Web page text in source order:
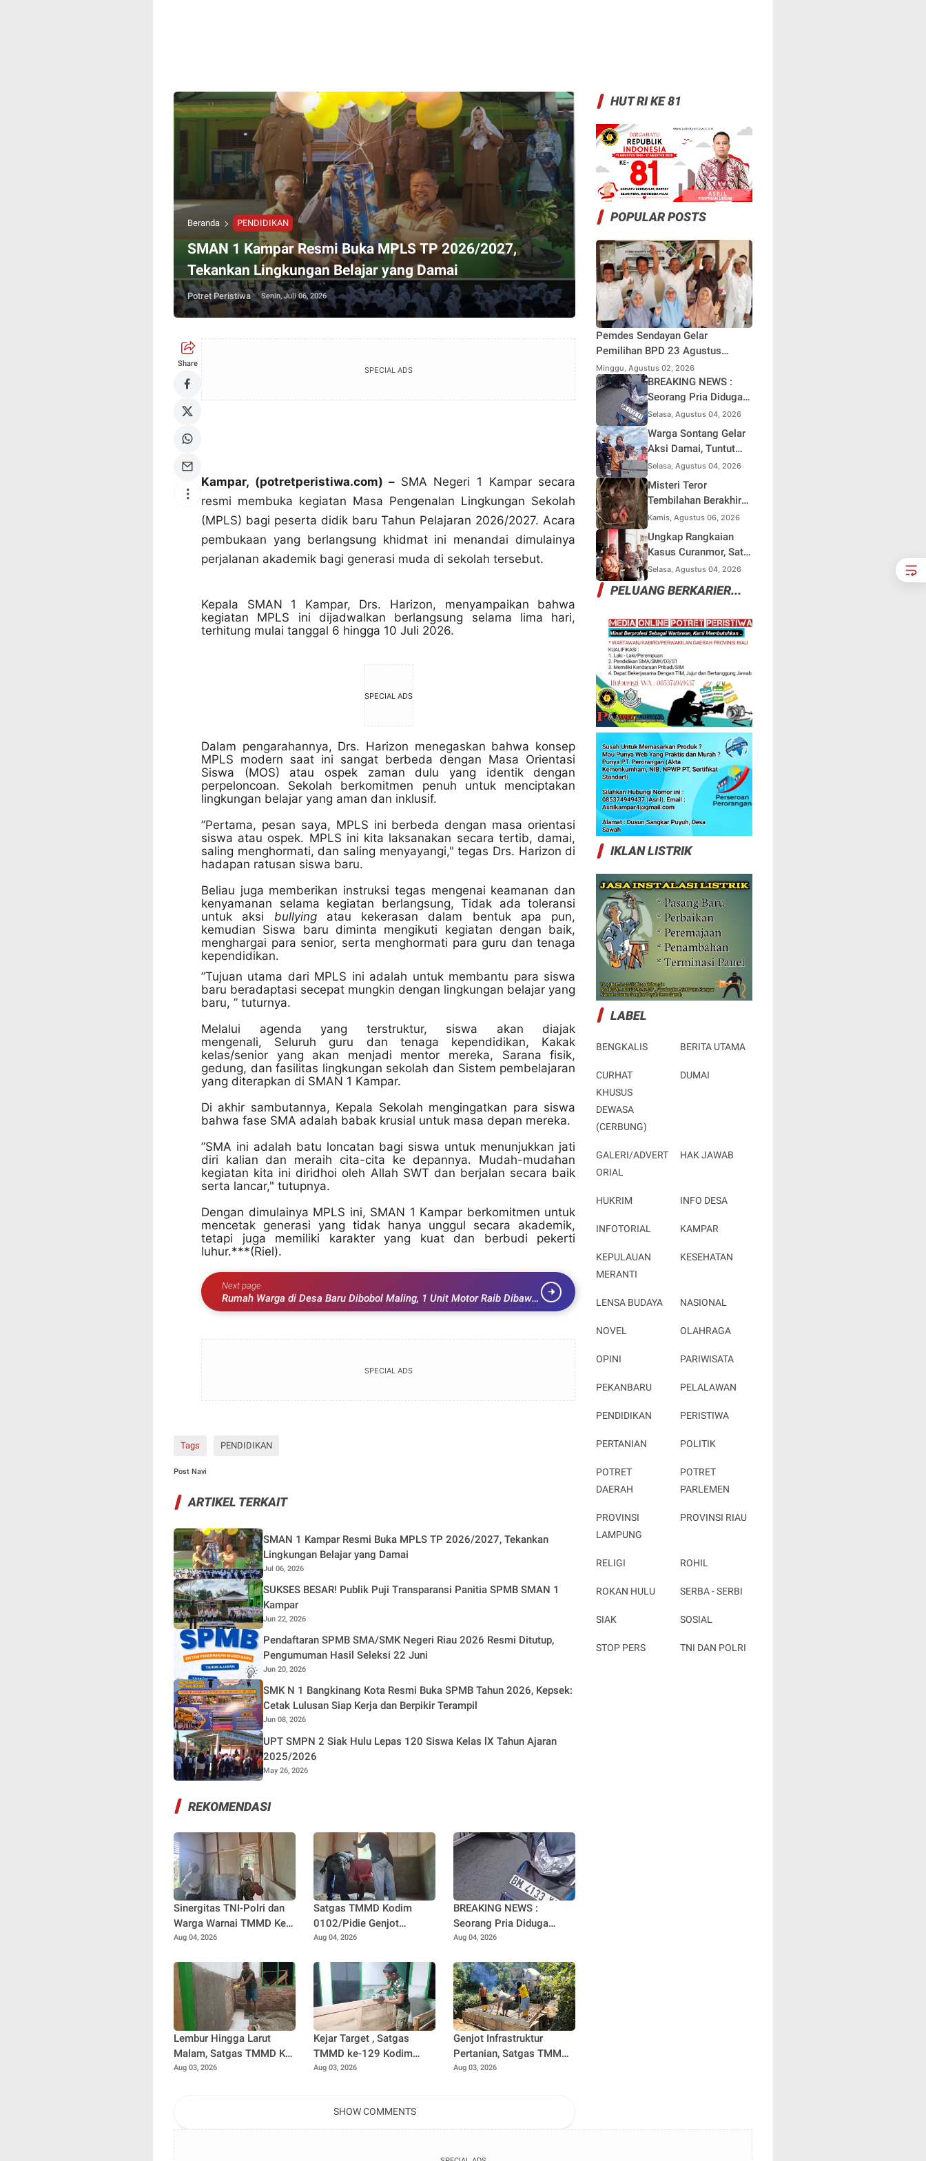
Beranda PENDIDIKAN
SMAN 1 Kampar Resmi Buka MPLS TP 2026/2027,
Tekankan Lingkungan Belajar yang Damai
Potret Peristiwa Senin, Juli 06, 2026
Share
SMAN 1 Kampar Resmi Buka MPLS TP 2026/2027,
Tekankan Lingkungan Belajar yang Damai
Potret Peristiwa
Bagikan ke media lain
SPECIAL ADS
Kampar, (potretperistiwa.com) – SMA Negeri 1 Kampar secara
resmi membuka kegiatan Masa Pengenalan Lingkungan Sekolah
(MPLS) bagi peserta didik baru Tahun Pelajaran 2026/2027. Acara
pembukaan yang berlangsung khidmat ini menandai dimulainya
perjalanan akademik bagi generasi muda di sekolah tersebut.
Kepala SMAN 1 Kampar, Drs. Harizon, menyampaikan bahwa
kegiatan MPLS ini dijadwalkan berlangsung selama lima hari,
terhitung mulai tanggal 6 hingga 10 Juli 2026.
SPECIAL ADS
Dalam pengarahannya, Drs. Harizon menegaskan bahwa konsep
MPLS modern saat ini sangat berbeda dengan Masa Orientasi
Siswa (MOS) atau ospek zaman dulu yang identik dengan
perpeloncoan. Sekolah berkomitmen penuh untuk menciptakan
lingkungan belajar yang aman dan inklusif.
”Pertama, pesan saya, MPLS ini berbeda dengan masa orientasi
siswa atau ospek. MPLS ini kita laksanakan secara tertib, damai,
saling menghormati, dan saling menyayangi," tegas Drs. Harizon di
hadapan ratusan siswa baru.
Beliau juga memberikan instruksi tegas mengenai keamanan dan
kenyamanan selama kegiatan berlangsung,Tidak ada toleransi
untuk aksi bullyingatau kekerasan dalam bentuk apa pun,
kemudian Siswa baru diminta mengikuti kegiatan dengan baik,
menghargai para senior, serta menghormati para guru dan tenaga
kependidikan.
”Tujuan utama dari MPLS ini adalah untuk membantu para siswa
baru beradaptasi secepat mungkin dengan lingkungan belajar yang
baru, ” tuturnya.
Melalui agenda yang terstruktur, siswa akan diajak
mengenali, Seluruh guru dan tenaga kependidikan, Kakak
kelas/senior yang akan menjadi mentor mereka, Sarana fisik,
gedung, dan fasilitas lingkungan sekolah dan Sistem pembelajaran
yang diterapkan di SMAN 1 Kampar.
Di akhir sambutannya, Kepala Sekolah mengingatkan para siswa
bahwa fase SMA adalah babak krusial untuk masa depan mereka.
”SMA ini adalah batu loncatan bagi siswa untuk menunjukkan jati
diri kalian dan meraih cita-cita ke depannya. Mudah-mudahan
kegiatan kita ini diridhoi oleh Allah SWT dan berjalan secara baik
serta lancar," tutupnya.
Dengan dimulainya MPLS ini, SMAN 1 Kampar berkomitmen untuk
mencetak generasi yang tidak hanya unggul secara akademik,
tetapi juga memiliki karakter yang kuat dan berbudi pekerti
luhur.***(Riel).
Next page
Rumah Warga di Desa Baru Dibobol Maling, 1 Unit Motor Raib Dibawa
Kabur
SPECIAL ADS
Tags PENDIDIKAN
Post Navi
SMAN 1 Kampar Resmi Buka MPLS TP 2026/2027,
Tekankan Lingkungan Belajar yang Damai
Potret Peristiwa
Bagikan ke media lain
ARTIKEL TERKAIT
SMAN 1 Kampar Resmi Buka MPLS TP 2026/2027, Tekankan
Lingkungan Belajar yang Damai
Jul 06, 2026
SUKSES BESAR! Publik Puji Transparansi Panitia SPMB SMAN 1
Kampar
Jun 22, 2026
Pendaftaran SPMB SMA/SMK Negeri Riau 2026 Resmi Ditutup,
Pengumuman Hasil Seleksi 22 Juni
Jun 20, 2026
SMK N 1 Bangkinang Kota Resmi Buka SPMB Tahun 2026, Kepsek:
Cetak Lulusan Siap Kerja dan Berpikir Terampil
Jun 08, 2026
UPT SMPN 2 Siak Hulu Lepas 120 Siswa Kelas lX Tahun Ajaran
2025/2026
May 26, 2026
REKOMENDASI
Sinergitas TNI-Polri dan
Warga Warnai TMMD Ke-
129 Kodim 0102/Pidie,
Wujud Kepedulian
Bersama
Aug 04, 2026
Satgas TMMD Kodim
0102/Pidie Genjot
Pembangunan RTLH
65 Persen
Aug 04, 2026
BREAKING NEWS :
Seorang Pria Diduga
Terjun dari Jembatan
Sepeda Motor Ditinggal di
Lokasi
Aug 04, 2026
Lembur Hingga Larut
Malam, Satgas TMMD Ke-
129 Kebut Penyelesaian
Aug 03, 2026
Kejar Target , Satgas
TMMD ke-129 Kodim
0102/Pidie Lembur
Aug 03, 2026
Genjot Infrastruktur
Pertanian, Satgas TMMD
Ke-129 Kebut Pengecoran
Aug 03, 2026
SHOW COMMENTS
HUT RI KE 81
POPULAR POSTS
Pemdes Sendayan Gelar
Pemilihan BPD 23 Agustus
Mendatang, Warga Berharap
Fungsi Pengawasan Berjalan
Maksimal
Minggu, Agustus 02, 2026
BREAKING NEWS :
Seorang Pria Diduga
Terjun dari Jembatan
Rantau Berangin Kuok,
Sepeda Motor
Ditinggal di Lokasi
Selasa, Agustus 04, 2026
Warga Sontang Gelar
Aksi Damai, Tuntut
Pemprov Riau Segera
Benahi Jalan Sontang-
Duri
Selasa, Agustus 04, 2026
Misteri Teror
Tembilahan Berakhir
di Perangkap Besi,
Tapi Mungkinkah Ada
Pemangsa Lain yang
Masih Mengintai ?
Kamis, Agustus 06, 2026
Ungkap Rangkaian
Kasus Curanmor, Satu
Unit Mobil L300 dan 5
Dikembalikan
Selasa, Agustus 04, 2026
PELUANG BERKARIER...
IKLAN LISTRIK
LABEL
BENGKALIS BERITA UTAMA
CURHAT
KHUSUS
DEWASA
(CERBUNG)
DUMAI
GALERI/ADVERT
ORIAL
HAK JAWAB
HUKRIM INFO DESA
INFOTORIAL KAMPAR
KEPULAUAN
MERANTI
KESEHATAN
LENSA BUDAYA NASIONAL
NOVEL OLAHRAGA
OPINI PARIWISATA
PEKANBARU PELALAWAN
PENDIDIKAN PERISTIWA
PERTANIAN POLITIK
POTRET
DAERAH
POTRET
PARLEMEN
PROVINSI
LAMPUNG
PROVINSI RIAU
RELIGI ROHIL
ROKAN HULU SERBA - SERBI
SIAK SOSIAL
STOP PERS TNI DAN POLRI